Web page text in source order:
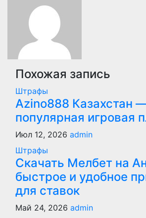
Похожая запись
Штрафы
Azino888 Казахстан
популярная игровая
Июл 12, 2026 admin
Штрафы
Скачать Мелбет на
быстрое и удобное
для ставок
Май 24, 2026 admin